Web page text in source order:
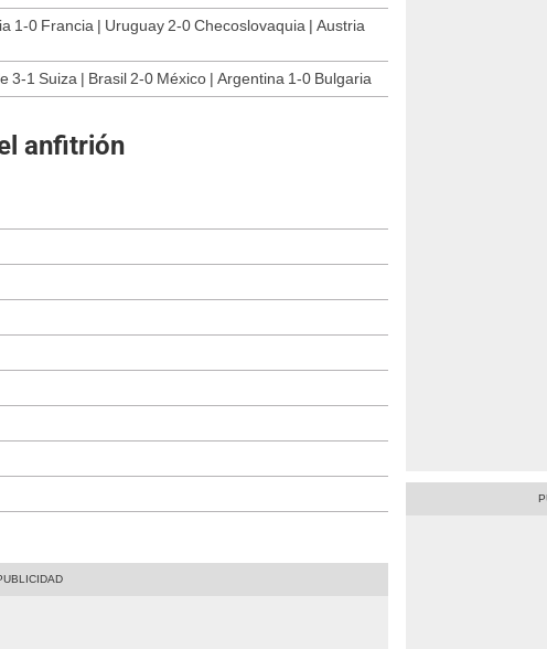
1-0 Francia | Uruguay 2-0 Checoslovaquia | Austria
3-1 Suiza | Brasil 2-0 México | Argentina 1-0 Bulgaria
anfitrión